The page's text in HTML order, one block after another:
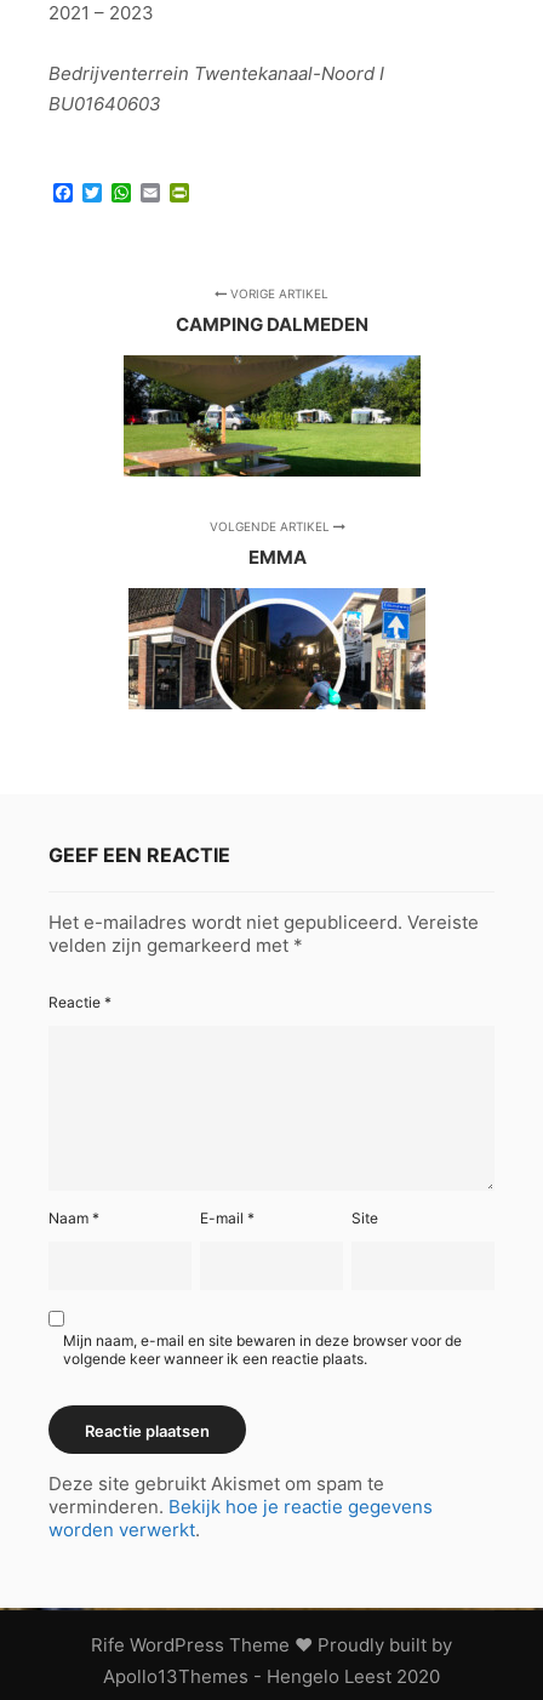
2021 – 2023
Bedrijventerrein Twentekanaal-Noord I
BU01640603
Facebook
TwitterWhatsApp
Email
VORIGE ARTIKEL
CAMPING DALMEDEN
VOLGENDE ARTIKEL
EMMA
GEEF EEN REACTIE
Het e-mailadres wordt niet gepubliceerd. Vereiste
velden zijn gemarkeerd met *
Reactie *
Naam * E-mail* Site
Mijn naam, e-mail en site bewaren in deze browser voor de
volgende keer wanneer ik een reactie plaats.
Deze site gebruikt Akismet om spam te
verminderen. Bekijk hoe je reactie gegevens
worden verwerkt.
Rife WordPress Theme ♥ Proudly built by
Apollo13Themes - Hengelo Leest 2020